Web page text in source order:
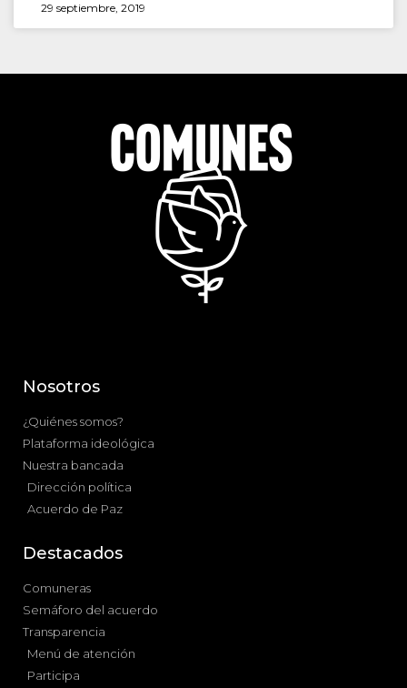
29 septiembre, 2019
Nosotros
¿Quiénes somos?
Plataforma ideológica
Nuestra bancada
Dirección política
Acuerdo de Paz
Destacados
Comuneras
Semáforo del acuerdo
Transparencia
Menú de atención
Participa